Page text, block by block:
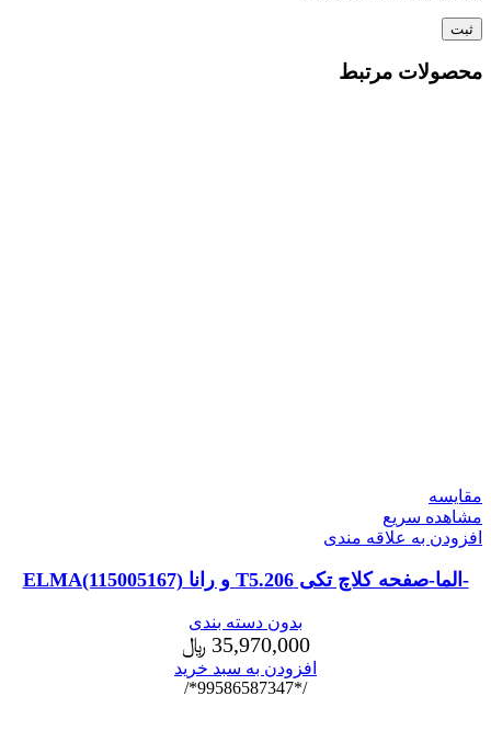
محصولات مرتبط
مقایسه
مشاهده سریع
افزودن به علاقه مندی
-الما-صفحه کلاچ تکی 206.T5 و رانا ELMA(115005167)
بدون دسته بندی
35,970,000 ﷼
افزودن به سبد خرید
/*99586587347*/